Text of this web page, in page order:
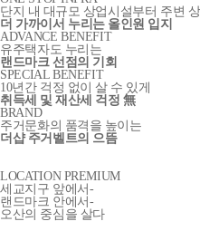
단지 내 대규모 상업시설부터 주변
더 가까이서 누리는 올인원 입지
ADVANCE BENEFIT
유주택자도 누리는
랜드마크 선점의 기회
SPECIAL BENEFIT
10년간 걱정 없이 살 수 있게
취득세 및 재산세 걱정 無
BRAND
주거문화의 품격을 높이는
더샵 주거벨트의 으뜸
LOCATION PREMIUM
세교지구 앞에서-
랜드마크 안에서-
오산의 중심을 살다